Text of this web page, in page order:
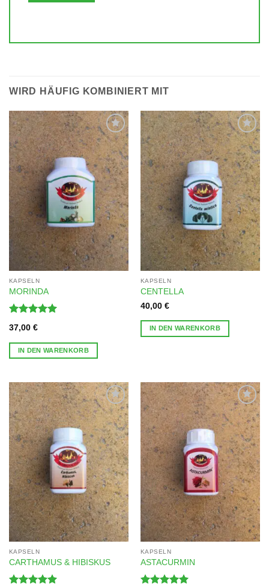
WIRD HÄUFIG KOMBINIERT MIT
Zur
Wunschliste
hinzufügen
KAPSELN
MORINDA
Bewertet
mit5 von
5
37,00 €
IN DEN WARENKORB
Zur
Wunschliste
hinzufügen
KAPSELN
CENTELLA
40,00 €
IN DEN WARENKORB
Zur
Wunschliste
hinzufügen
KAPSELN
CARTHAMUS & HIBISKUS
Zur
Wunschliste
hinzufügen
KAPSELN
ASTACURMIN